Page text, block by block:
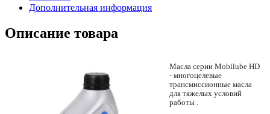
Дополнительная информация
Описание товара
Масла серии Mobilube HD
- многоцелевые
трансмиссионные масла
для тяжелых условий
работы .